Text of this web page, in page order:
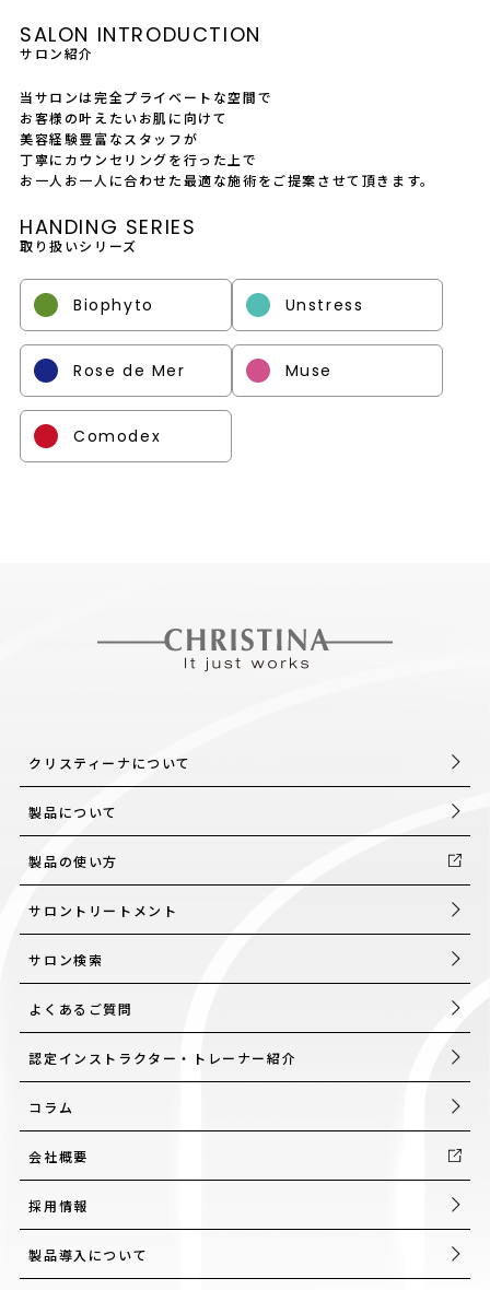
プライバシーポリシー
SALON INTRODUCTION
サロン紹介
当サロンは完全プライベートな空間で
お客様の叶えたいお肌に向けて
美容経験豊富なスタッフが
丁寧にカウンセリングを行った上で
お一人お一人に合わせた最適な施術をご提案させて頂きます。
HANDING SERIES
取り扱いシリーズ
Biophyto Unstress
Rose de Mer Muse
Comodex
クリスティーナについて
製品について
製品の使い方
サロントリートメント
サロン検索
よくあるご質問
認定インストラクター・トレーナー紹介
コラム
会社概要
採用情報
製品導入について